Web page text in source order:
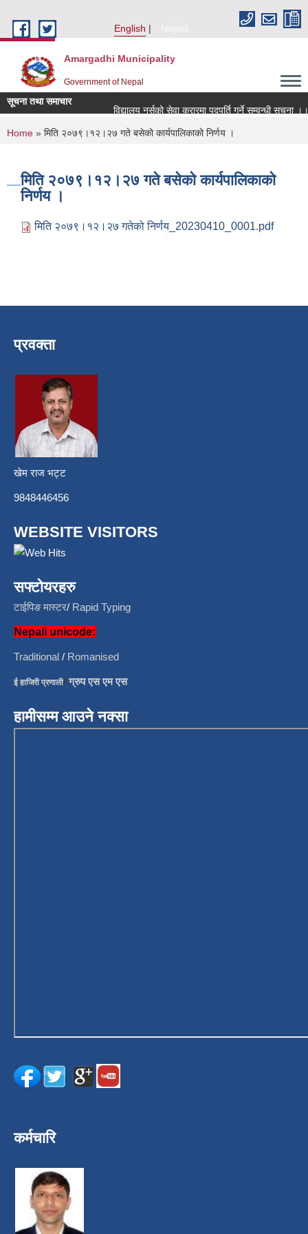
English
Nepali
Amargadhi Municipality
Government of Nepal
सूचना तथा समाचार
विद्यालय नर्सको सेवा करारमा पदपूर्ति गर्ने सम्वन्धी सूचना ।।
You are here
Home » मिति २०७९।१२।२७ गते बसेको कार्यपालिकाको निर्णय ।
मिति २०७९।१२।२७ गते बसेको कार्यपालिकाको
निर्णय ।
मिति २०७९।१२।२७ गतेको निर्णय_20230410_0001.pdf
प्रवक्ता
खेम राज भट्ट
9848446456
WEBSITE VISITORS
सफ्टोयरहरु
टाईपिङ मास्टर/ Rapid Typing
Nepali unicode:
Traditional / Romanised
ई हाजिरी प्रणाली/ग्रुप एस एम एस
हामीसम्म आउने नक्सा
कर्मचारि